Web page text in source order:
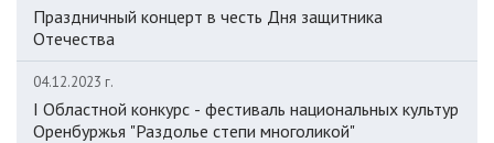
Праздничный концерт в честь Дня защитника
Отечества
04.12.2023 г.
I Областной конкурс - фестиваль национальных культур
Оренбуржья "Раздолье степи многоликой"